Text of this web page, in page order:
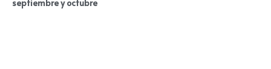
septiembre y octubre